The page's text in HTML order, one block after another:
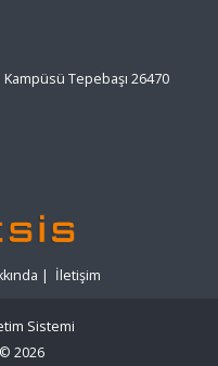
Tepebaşı 26470
| İletişim
Sistemi
© 2026